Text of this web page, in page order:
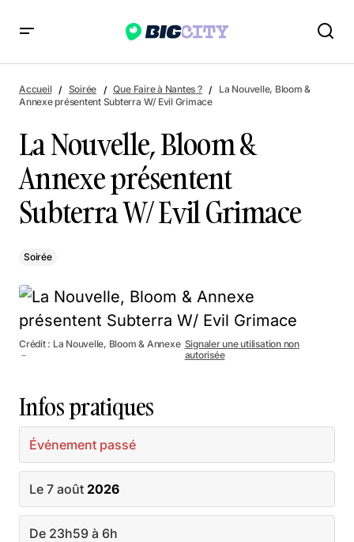
Grimace
Accueil Soirée Que Faire à Nantes ?
La Nouvelle, Bloom &
Annexe présentent Subterra W/ Evil Grimace
La Nouvelle, Bloom &
Annexe présentent
Subterra W/ Evil Grimace
Soirée
Crédit : La Nouvelle, Bloom & Annexe
－
Signaler une utilisation non
autorisée
Infos pratiques
Événement passé
Le 7 août 2026
De 23h59 à 6h